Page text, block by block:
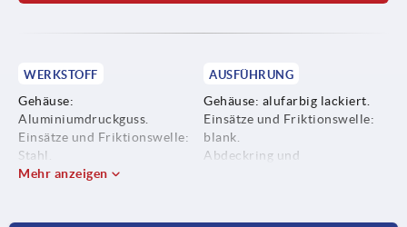
WERKSTOFF
Gehäuse:
Aluminiumdruckguss.
Einsätze und Friktionswelle:
Stahl.
Abdeckring und
AUSFÜHRUNG
Gehäuse: alufarbig lackiert.
Einsätze und Friktionswelle:
blank.
Abdeckring und
Mehr anzeigen